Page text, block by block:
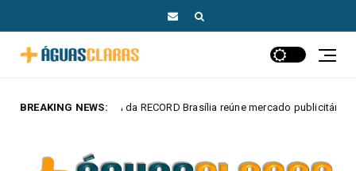
BREAKING NEWS:
Brasília reúne mercado publicitário, parceiros e autoridades em